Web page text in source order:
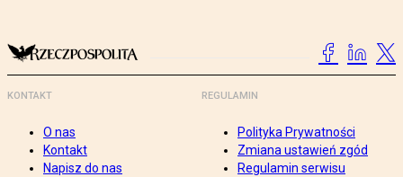
KONTAKT
O nas
Kontakt
Napisz do nas
REGULAMIN
Polityka Prywatności
Zmiana ustawień zgód
Regulamin serwisu